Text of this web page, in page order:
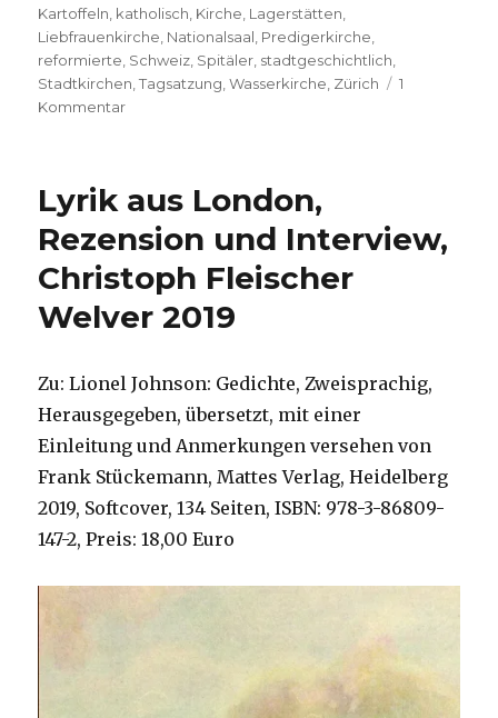
Kartoffeln katholisch Kirche Lagerstätten
Liebfrauenkirche Nationalsaal Predigerkirche
reformierte Schweiz Spitäler stadtgeschichtlich
Stadtkirchen ,Tagsatzung ,Wasserkirche Zürich
1
Kommentarzu
in
Zürich,
Rezension
von
Christoph
Fleischer,
Lyrik aus London,
Rezension und Interview,
Christoph Fleischer
Welver 2019
Zu: Lionel Johnson: Gedichte, Zweisprachig,
Herausgegeben, übersetzt, mit einer
Einleitung und Anmerkungen versehen von
Frank Stückemann, Mattes Verlag, Heidelberg
2019, Softcover, 134 Seiten, ISBN: 978-3-86809-
147-2, Preis: 18,00 Euro